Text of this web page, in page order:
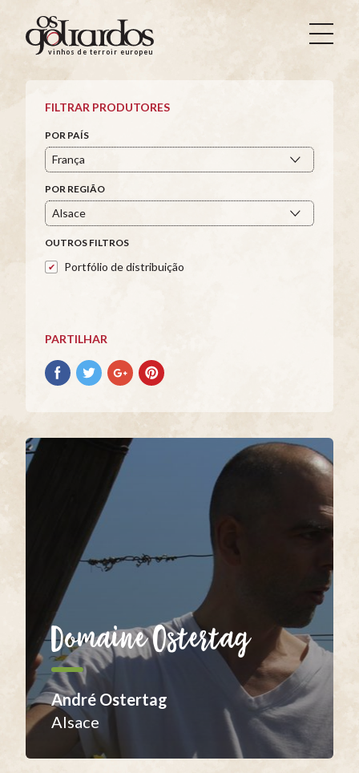
Os
Goliardos
Vinhos
Terroir
Europeus
vinhos de terroir europeus
FILTRAR PRODUTORES
POR PAÍS
POR REGIÃO
OUTROS FILTROS
Portfólio de distribuição
PARTILHAR
Partilhar
no
Partilhar
no
Partilhar
no
Partilhar
no
Domaine Ostertag
André Ostertag
Alsace